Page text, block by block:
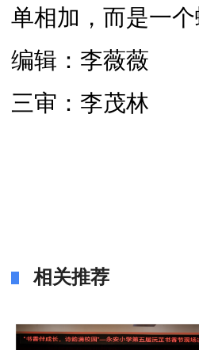
单相加，而是一
编辑：李薇薇
三审：李茂林
相关推荐